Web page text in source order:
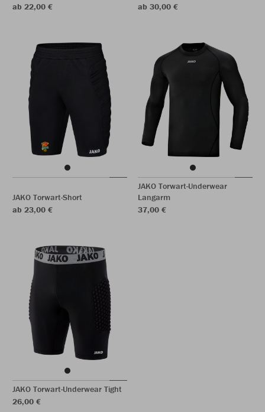
ab 22,00 €
ab 30,00 €
JAKO Torwart-Short
ab 23,00 €
JAKO Torwart-Underwear
Langarm
37,00 €
JAKO Torwart-Underwear Tight
26,00 €